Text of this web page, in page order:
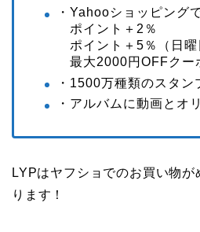
・Yahooショッピング
ポイント＋2％
ポイント＋5％（日曜
最大2000円OFFクー
・1500万種類のスタン
・アルバムに動画とオ
LYPはヤフショでのお買い物
ります！